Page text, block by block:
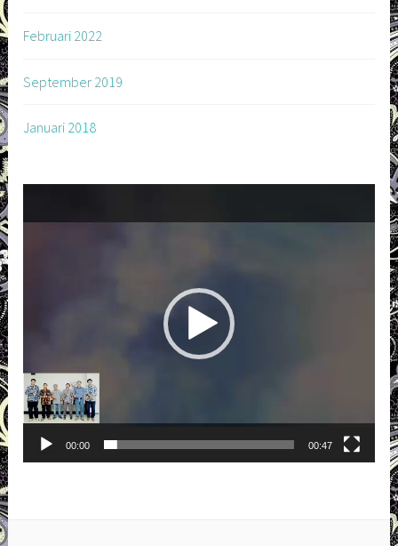
Februari 2022
September 2019
Januari 2018
00:00 00:47